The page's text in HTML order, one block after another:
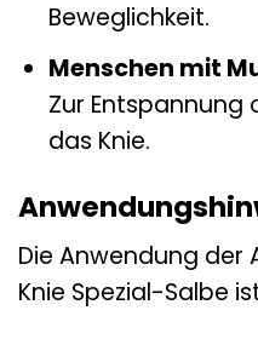
Beweglichkeit.
Menschen mit
Zur Entspannung
das Knie.
Die Anwendung der
Knie Spezial-Salbe